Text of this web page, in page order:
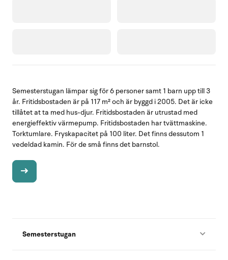
Semesterstugan lämpar sig för 6 personer samt 1 barn upp till 3
år. Fritidsbostaden är på 117 m² och är byggd i 2005. Det är icke
tillåtet at ta med hus-djur. Fritidsbostaden är utrustad med
energieffektiv värmepump. Fritidsbostaden har tvättmaskine.
Torktumlare. Fryskapacitet på 100 liter. Det finns dessutom 1
vedeldad kamin. För de små finns det barnstol.
Semesterstugan